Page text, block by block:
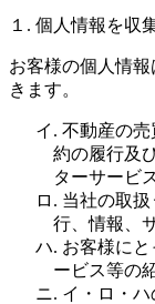
１. 個人情報を収
お客様の個人情
きます。
イ. 不動産の
約の履行及
ターサービ
ロ. 当社の取
行、情報、
ハ. お客様に
ービス等の
ニ. イ・ロ・